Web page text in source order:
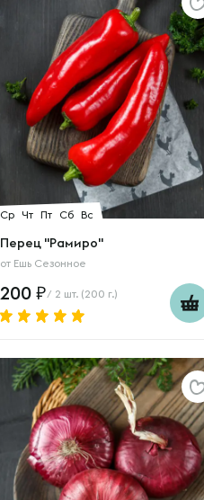
Ср Чт Пт Сб Вс
Перец "Рамиро"
от Ешь Сезонное
200 / 2 шт. (200 г.)